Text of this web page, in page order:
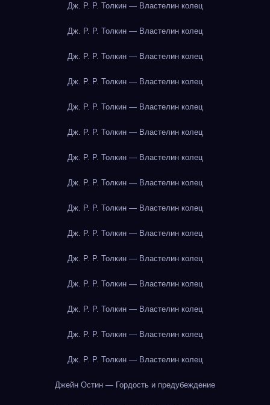
Дж. Р. Р. Толкин — Властелин колец
Дж. Р. Р. Толкин — Властелин колец
Дж. Р. Р. Толкин — Властелин колец
Дж. Р. Р. Толкин — Властелин колец
Дж. Р. Р. Толкин — Властелин колец
Дж. Р. Р. Толкин — Властелин колец
Дж. Р. Р. Толкин — Властелин колец
Дж. Р. Р. Толкин — Властелин колец
Дж. Р. Р. Толкин — Властелин колец
Дж. Р. Р. Толкин — Властелин колец
Дж. Р. Р. Толкин — Властелин колец
Дж. Р. Р. Толкин — Властелин колец
Дж. Р. Р. Толкин — Властелин колец
Дж. Р. Р. Толкин — Властелин колец
Дж. Р. Р. Толкин — Властелин колец
Джейн Остин — Гордость и предубеждение